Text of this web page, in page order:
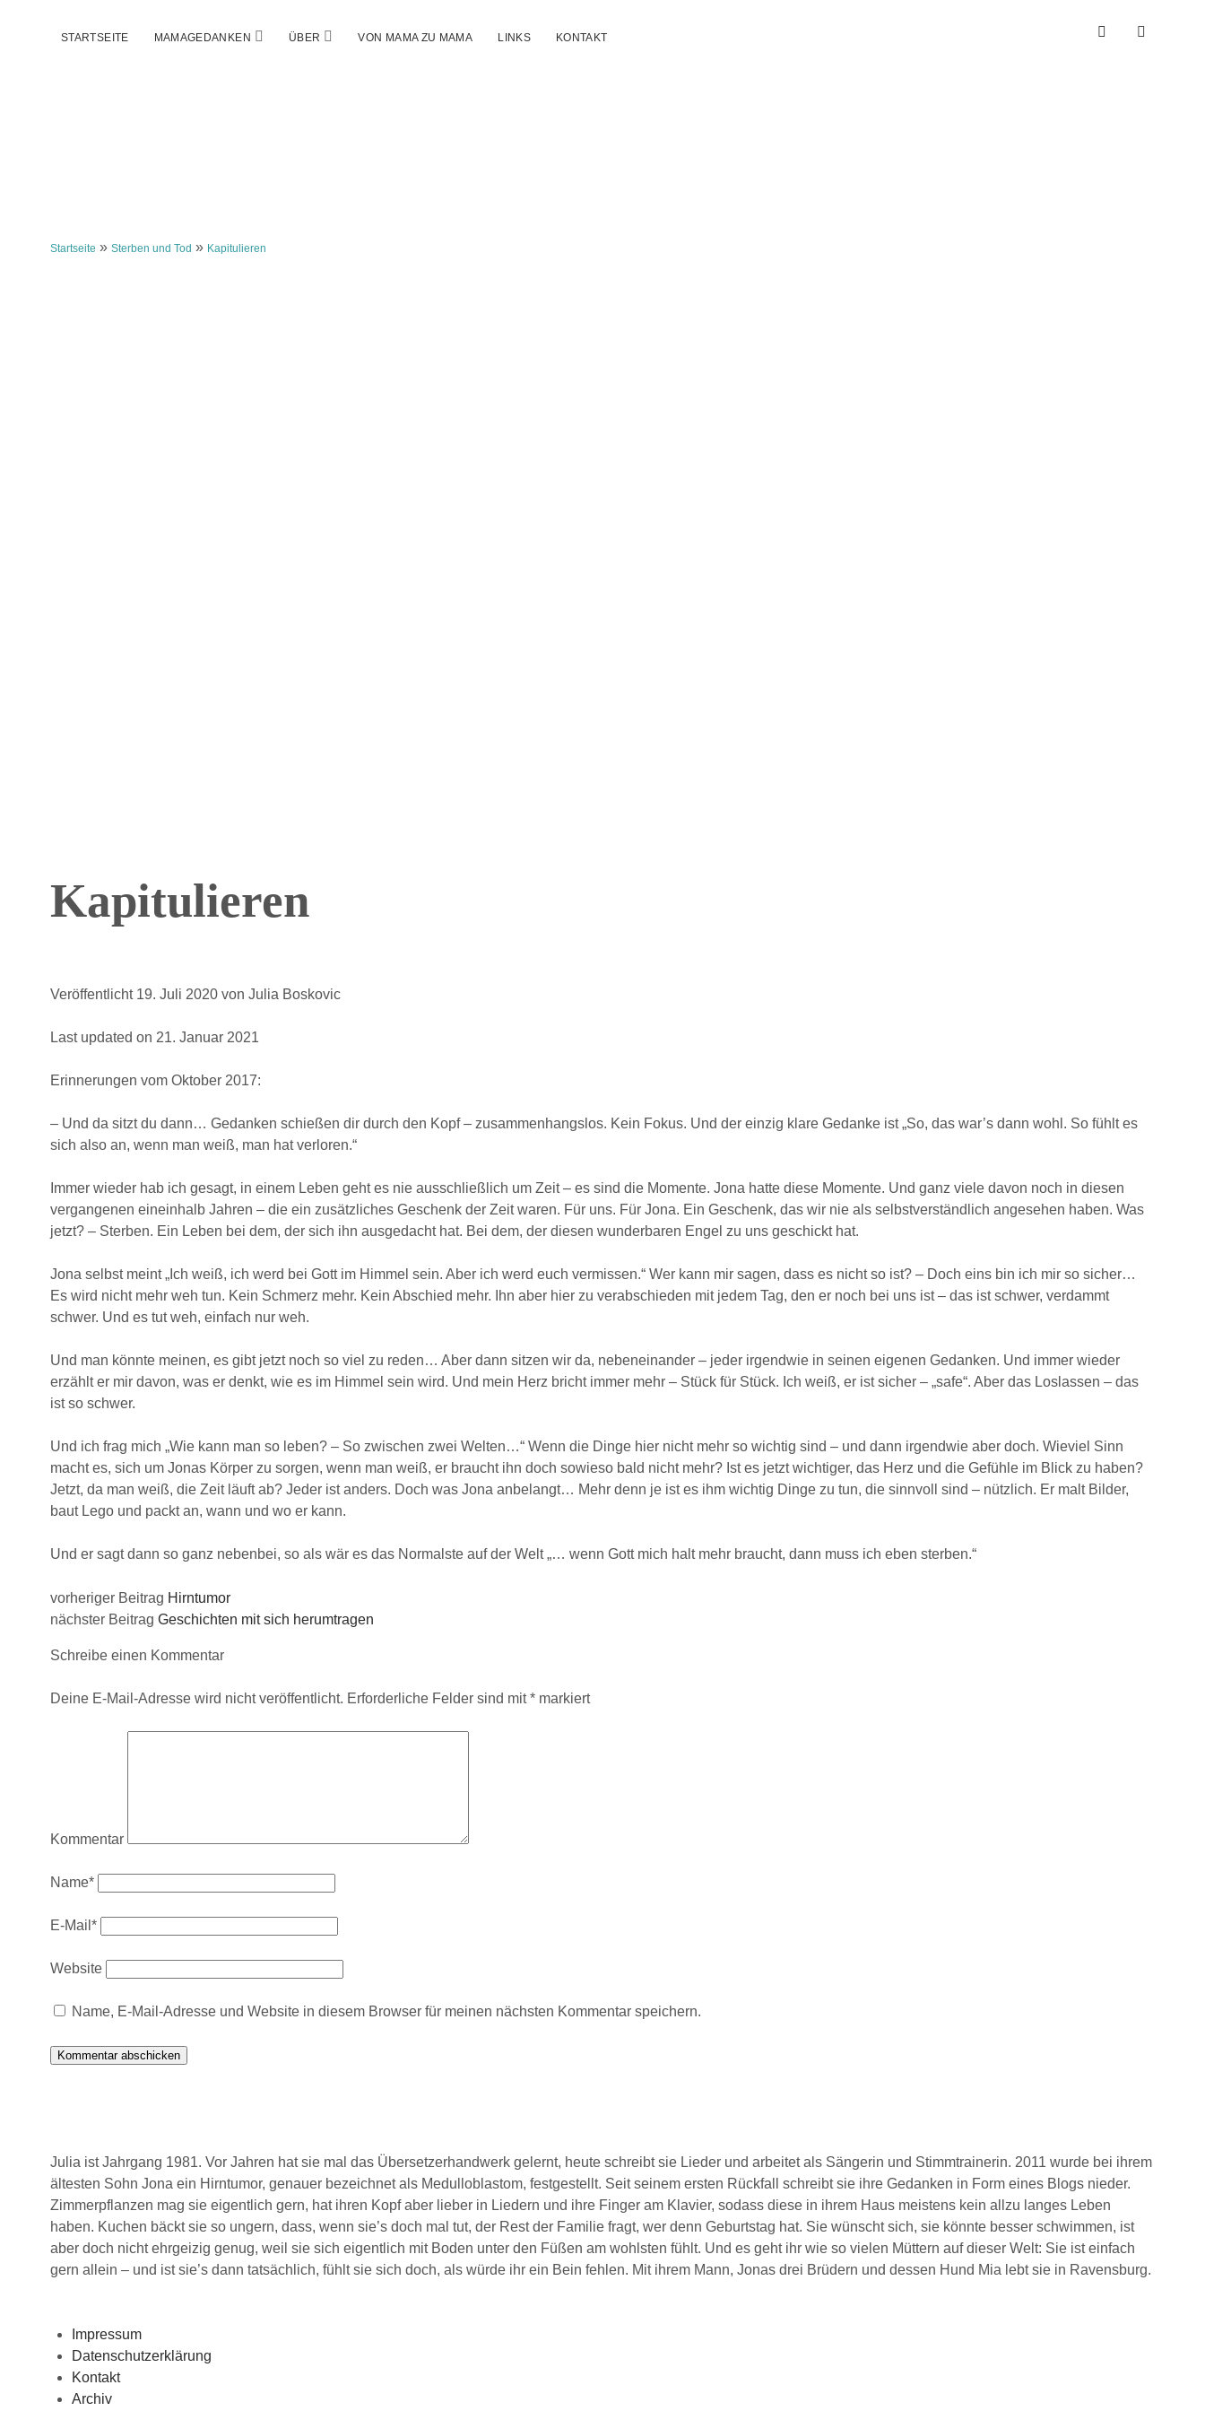
STARTSEITE MAMAGEDANKEN Menü
ÜBER MenüVON MAMA ZU MAMA LINKS KONTAKT instagram
Startseite » Sterben und Tod » Kapitulieren
Kapitulieren
Veröffentlicht 19. Juli 2020 von Julia Boskovic
Last updated on 21. Januar 2021
Erinnerungen vom Oktober 2017:
– Und da sitzt du dann… Gedanken schießen dir durch den Kopf – zusammenhangslos. Kein Fokus. Und der einzig klare Gedanke ist „So, das war’s dann wohl. So fühlt es
sich also an, wenn man weiß, man hat verloren.“
Immer wieder hab ich gesagt, in einem Leben geht es nie ausschließlich um Zeit – es sind die Momente. Jona hatte diese Momente. Und ganz viele davon noch in diesen
vergangenen eineinhalb Jahren – die ein zusätzliches Geschenk der Zeit waren. Für uns. Für Jona. Ein Geschenk, das wir nie als selbstverständlich angesehen haben. Was
jetzt? – Sterben. Ein Leben bei dem, der sich ihn ausgedacht hat. Bei dem, der diesen wunderbaren Engel zu uns geschickt hat.
Jona selbst meint „Ich weiß, ich werd bei Gott im Himmel sein. Aber ich werd euch vermissen.“ Wer kann mir sagen, dass es nicht so ist? – Doch eins bin ich mir so sicher…
Es wird nicht mehr weh tun. Kein Schmerz mehr. Kein Abschied mehr. Ihn aber hier zu verabschieden mit jedem Tag, den er noch bei uns ist – das ist schwer, verdammt
schwer. Und es tut weh, einfach nur weh.
Und man könnte meinen, es gibt jetzt noch so viel zu reden… Aber dann sitzen wir da, nebeneinander – jeder irgendwie in seinen eigenen Gedanken. Und immer wieder
erzählt er mir davon, was er denkt, wie es im Himmel sein wird. Und mein Herz bricht immer mehr – Stück für Stück. Ich weiß, er ist sicher – „safe“. Aber das Loslassen – das
ist so schwer.
Und ich frag mich „Wie kann man so leben? – So zwischen zwei Welten…“ Wenn die Dinge hier nicht mehr so wichtig sind – und dann irgendwie aber doch. Wieviel Sinn
macht es, sich um Jonas Körper zu sorgen, wenn man weiß, er braucht ihn doch sowieso bald nicht mehr? Ist es jetzt wichtiger, das Herz und die Gefühle im Blick zu haben?
Jetzt, da man weiß, die Zeit läuft ab? Jeder ist anders. Doch was Jona anbelangt… Mehr denn je ist es ihm wichtig Dinge zu tun, die sinnvoll sind – nützlich. Er malt Bilder,
baut Lego und packt an, wann und wo er kann.
Und er sagt dann so ganz nebenbei, so als wär es das Normalste auf der Welt „… wenn Gott mich halt mehr braucht, dann muss ich eben sterben.“
vorheriger Beitrag Hirntumor
nächster Beitrag Geschichten mit sich herumtragen
Schreibe einen Kommentar
Deine E-Mail-Adresse wird nicht veröffentlicht. Erforderliche Felder sind mit* markiert
Kommentar
Name*
E-Mail*
Website
Name, E-Mail-Adresse und Website in diesem Browser für meinen nächsten Kommentar speichern.
Julia ist Jahrgang 1981. Vor Jahren hat sie mal das Übersetzerhandwerk gelernt, heute schreibt sie Lieder und arbeitet als Sängerin und Stimmtrainerin. 2011 wurde bei ihrem
ältesten Sohn Jona ein Hirntumor, genauer bezeichnet als Medulloblastom, festgestellt. Seit seinem ersten Rückfall schreibt sie ihre Gedanken in Form eines Blogs nieder.
Zimmerpflanzen mag sie eigentlich gern, hat ihren Kopf aber lieber in Liedern und ihre Finger am Klavier, sodass diese in ihrem Haus meistens kein allzu langes Leben
haben. Kuchen bäckt sie so ungern, dass, wenn sie’s doch mal tut, der Rest der Familie fragt, wer denn Geburtstag hat. Sie wünscht sich, sie könnte besser schwimmen, ist
aber doch nicht ehrgeizig genug, weil sie sich eigentlich mit Boden unter den Füßen am wohlsten fühlt. Und es geht ihr wie so vielen Müttern auf dieser Welt: Sie ist einfach
gern allein – und ist sie’s dann tatsächlich, fühlt sie sich doch, als würde ihr ein Bein fehlen. Mit ihrem Mann, Jonas drei Brüdern und dessen Hund Mia lebt sie in Ravensburg.
Impressum
Datenschutzerklärung
Kontakt
Archiv